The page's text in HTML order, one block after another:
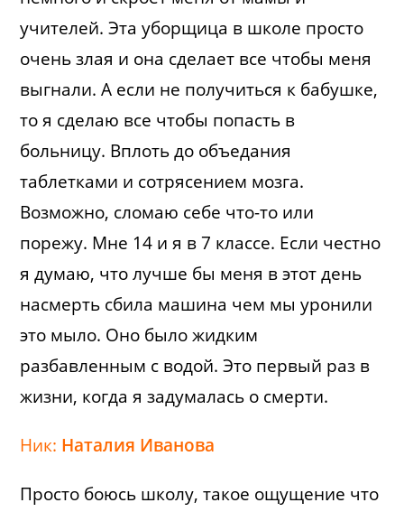
учителей. Эта уборщица в школе просто
очень злая и она сделает все чтобы меня
выгнали. А если не получиться к бабушке,
то я сделаю все чтобы попасть в
больницу. Вплоть до объедания
таблетками и сотрясением мозга.
Возможно, сломаю себе что-то или
порежу. Мне 14 и я в 7 классе. Если честно
я думаю, что лучше бы меня в этот день
насмерть сбила машина чем мы уронили
это мыло. Оно было жидким
разбавленным с водой. Это первый раз в
жизни, когда я задумалась о смерти.
Ник: Наталия Иванова
Просто боюсь школу, такое ощущение что